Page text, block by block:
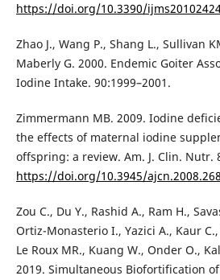
https://doi.org/10.3390/
Zhao J., Wang P., Shang L., Sullivan
Maberly G. 2000. Endemic Goiter
Iodine Intake. 90:1999–2001.
Zimmermann MB. 2009. Iodine
the effects of maternal iodine
offspring: a review. Am. J. Clin. Nutr.
https://doi.org/10.3945/
Zou C., Du Y., Rashid A., Ram H.,
Ortiz-Monasterio I., Yazici A., Kaur
Le Roux MR., Kuang W., Onder O.,
2019. Simultaneous Biofortification